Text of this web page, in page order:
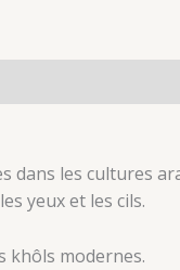
dans les cultures
yeux et les cils.
khôls modernes.